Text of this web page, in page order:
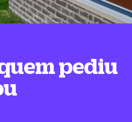
pediu